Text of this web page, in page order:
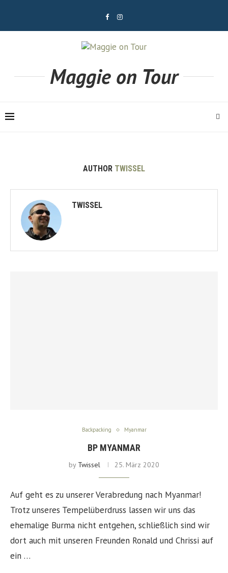
Maggie on Tour
AUTHOR TWISSEL
TWISSEL
Backpacking Myanmar
BP MYANMAR
by Twissel 25. März 2020
Auf geht es zu unserer Verabredung nach Myanmar!
Trotz unseres Tempelüberdruss lassen wir uns das
ehemalige Burma nicht entgehen, schließlich sind wir
dort auch mit unseren Freunden Ronald und Chrissi auf
ein …